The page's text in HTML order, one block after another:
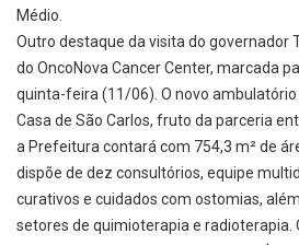
Médio.
Outro destaque da visita do governador
do OncoNova Cancer Center, marcada
quinta-feira (11/06). O novo
Casa de São Carlos, fruto da parceria
a Prefeitura contará com 754,3 m² de
dispõe de dez consultórios, equipe
curativos e cuidados com ostomias,
setores de quimioterapia e radioterapia.